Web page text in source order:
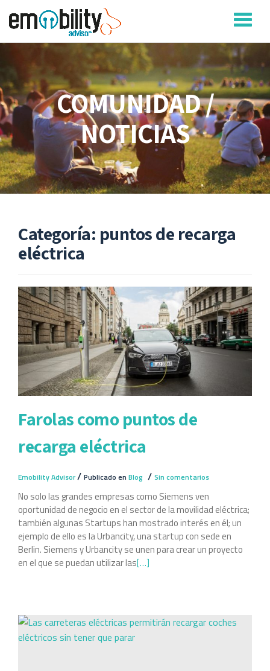
Saltar
contenido
COMUNIDAD /
NOTICIAS
Categoría: puntos de recarga
eléctrica
Farolas como puntos de
recarga eléctrica
Emobility Advisor/ Publicado en Blog / Sin comentarios
No solo las grandes empresas como Siemens ven
oportunidad de negocio en el sector de la movilidad eléctrica;
también algunas Startups han mostrado interés en él; un
ejemplo de ello es la Urbancity, una startup con sede en
Berlin. Siemens y Urbancity se unen para crear un proyecto
en el que se puedan utilizar las[…]